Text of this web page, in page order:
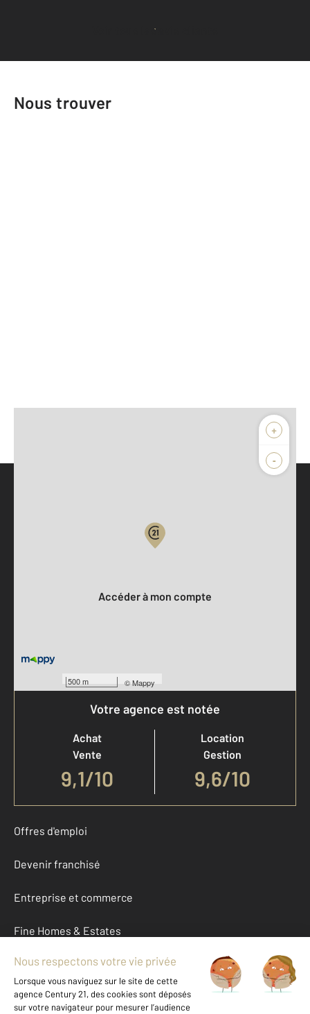
Voir tous les avis clients
Nous trouver
+
-
500 m ©Mappy
Accéder à mon compte
Votre agence est notée
Achat
Vente
9,1/10
Location
Gestion
9,6/10
Offres d'emploi
Devenir franchisé
Entreprise et commerce
Fine Homes & Estates
À propos
International